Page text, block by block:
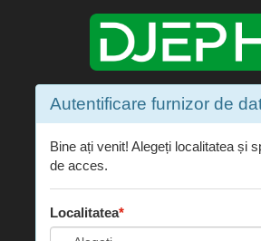
Autentificare furnizor de
Bine ați venit! Alegeți localitatea și
de acces.
Localitatea